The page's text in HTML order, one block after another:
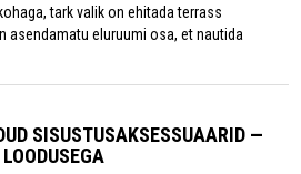
tark valik on ehitada terrass
asendamatu eluruumi osa, et nautida
SISUSTUSAKSESSUAARID —